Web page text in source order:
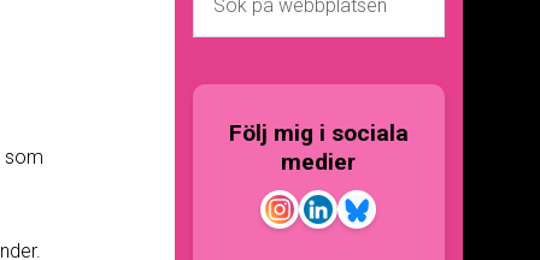
som
Följ mig i sociala
medier